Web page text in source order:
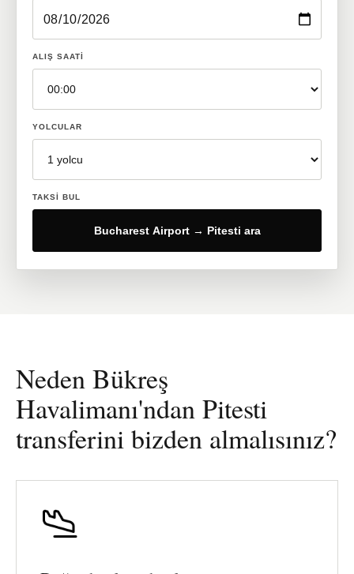
ALIŞ SAATI
YOLCULAR
TAKSI BUL
Bucharest Airport → Pitesti ara
Neden Bükreş
Havalimanı'ndan Pitesti
transferini bizden almalısınız?